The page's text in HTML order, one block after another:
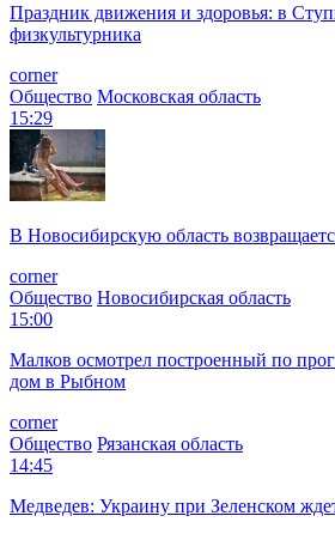
Праздник движения и здоровья: в
физкультурника
corner
Общество Московская область
15:29
В Новосибирскую область
corner
Общество Новосибирская область
15:00
Малков осмотрел построенный по
дом в Рыбном
corner
Общество Рязанская область
14:45
Медведев: Украину при Зеленском